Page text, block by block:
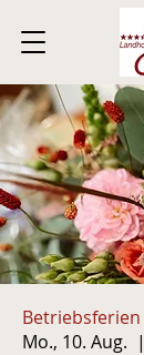
Betriebsferien
Mo., 10. Aug.
  |